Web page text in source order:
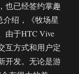
也已经签约掌趣
介绍，《牧场星
由于HTC Vive
互方式和用户定
开发。无论是游